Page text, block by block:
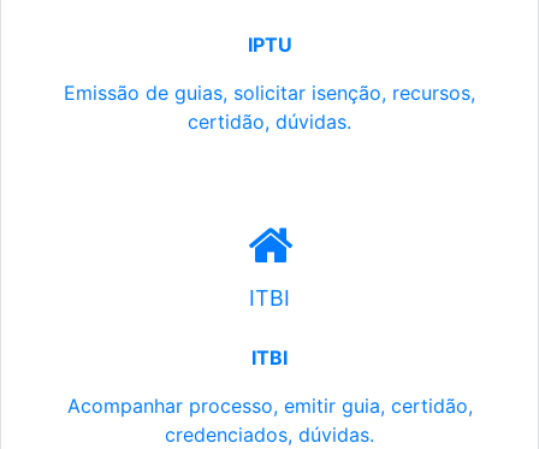
IPTU
Emissão de guias, solicitar isenção, recursos,
certidão, dúvidas.
ITBI
ITBI
Acompanhar processo, emitir guia, certidão,
credenciados, dúvidas.